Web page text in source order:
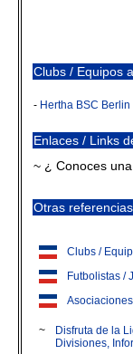
Clubs / Equipos
- Hertha BSC Berlin
Enlaces / Links
~ ¿ Conoces
Otras
Clubs /
Futbolistas /
~
Disfruta de la
Divisiones,